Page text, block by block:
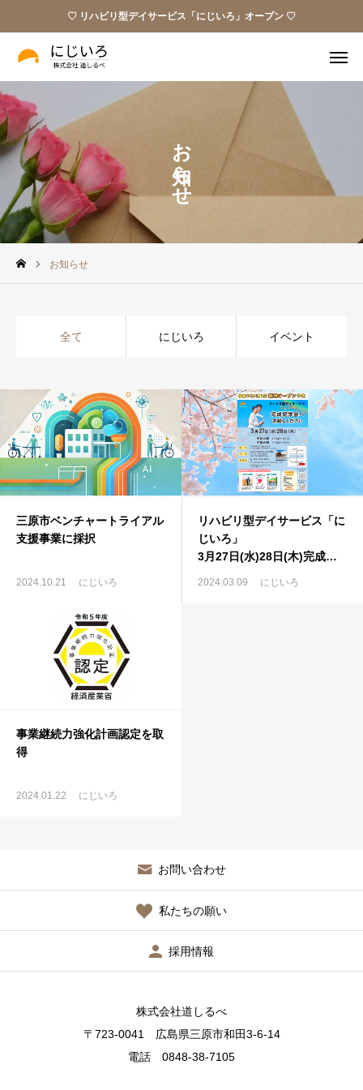
♡ リハビリ型デイサービス「にじいろ」オープン ♡
お知らせ
お知らせ
全て にじいろ イベント
三原市ベンチャートライアル
支援事業に採択
2024.10.21 にじいろ
リハビリ型デイサービス「に
じいろ」
3月27日(水)28日(木)完成見
2024.03.09 にじいろ
事業継続力強化計画認定を取
得
2024.01.22 にじいろ
お問い合わせ
私たちの願い
採用情報
株式会社道しるべ
〒723-0041 広島県三原市和田3-6-14
電話 0848-38-7105
Instagram パンフレット
ビデオレター お問い合わせ
私たちの願い
サービス
お知らせ
アクセス
採用情報